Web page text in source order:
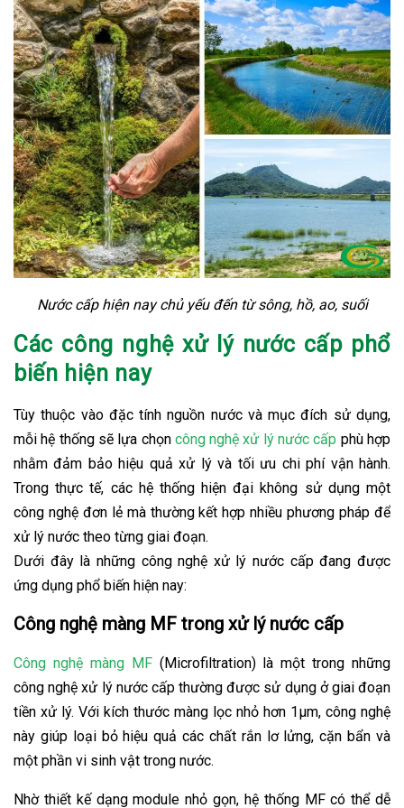
Nước cấp hiện nay chủ yếu đến từ sông, hồ, ao, suối
Các công nghệ xử lý nước cấp phổ
biến hiện nay
Tùy thuộc vào đặc tính nguồn nước và mục đích sử dụng,
mỗi hệ thống sẽ lựa chọn công nghệ xử lý nước cấp phù hợp
nhằm đảm bảo hiệu quả xử lý và tối ưu chi phí vận hành.
Trong thực tế, các hệ thống hiện đại không sử dụng một
công nghệ đơn lẻ mà thường kết hợp nhiều phương pháp để
xử lý nước theo từng giai đoạn.
Dưới đây là những công nghệ xử lý nước cấp đang được
ứng dụng phổ biến hiện nay:
Công nghệ màng MF trong xử lý nước cấp
Công nghệ màng MF(Microfiltration) là một trong những
công nghệ xử lý nước cấp thường được sử dụng ở giai đoạn
tiền xử lý. Với kích thước màng lọc nhỏ hơn 1μm, công nghệ
này giúp loại bỏ hiệu quả các chất rắn lơ lửng, cặn bẩn và
một phần vi sinh vật trong nước.
Nhờ thiết kế dạng module nhỏ gọn, hệ thống MF có thể dễ